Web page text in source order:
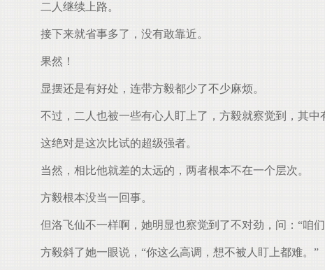
二人继续上路。
接下来就省事多了，没有敢靠近。
果然！
显摆还是有好处，连带方毅都少了不少麻烦。
不过，二人也被一些有心人盯上了，方毅就察觉到，其中
这绝对是这次比试的超级强者。
当然，相比他就差的太远的，两者根本不在一个层次。
方毅根本没当一回事。
但洛飞仙不一样啊，她明显也察觉到了不对劲，问：“咱
方毅斜了她一眼说，“你这么高调，想不被人盯上都难。”